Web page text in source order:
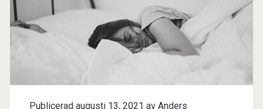
Publicerad augusti 13, 2021 av Anders